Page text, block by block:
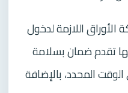
الأوراق اللازمة لدخول
تقدم ضمان بسلامة
المحدد، بالإضافة